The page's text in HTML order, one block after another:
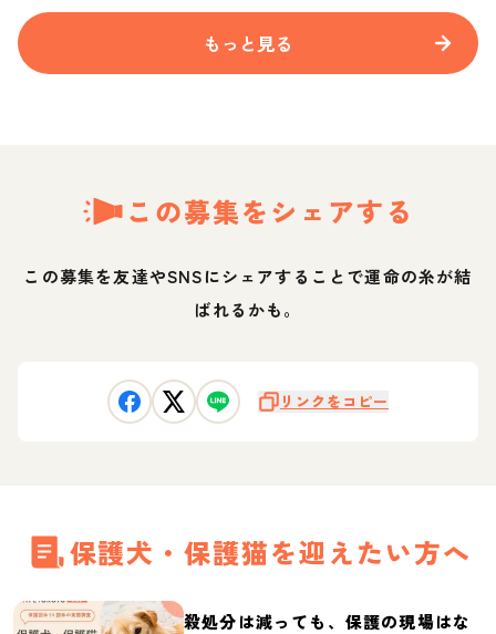
もっと見る
この募集をシェアする
この募集を友達やSNSにシェアすることで運命の糸が結
ばれるかも。
リンクをコピー
保護犬・保護猫を迎えたい方へ
殺処分は減っても、保護の現場はな